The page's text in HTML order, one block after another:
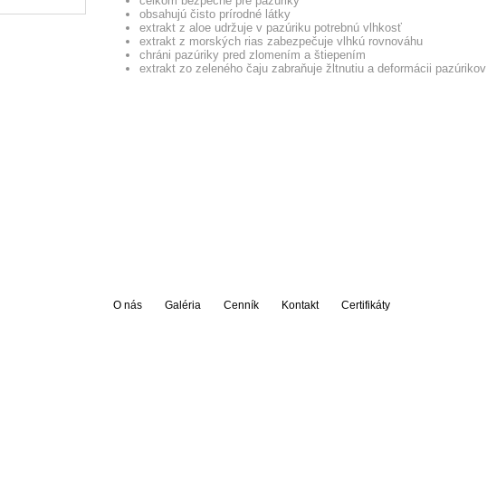
obsahujú čisto prírodné látky
extrakt z aloe udržuje v pazúriku potrebnú vlhkosť
extrakt z morských rias zabezpečuje vlhkú rovnováhu
chráni pazúriky pred zlomením a štiepením
extrakt zo zeleného čaju zabraňuje žltnutiu a deformácii pazúrikov
O nás Galéria Cenník Kontakt Certifikáty